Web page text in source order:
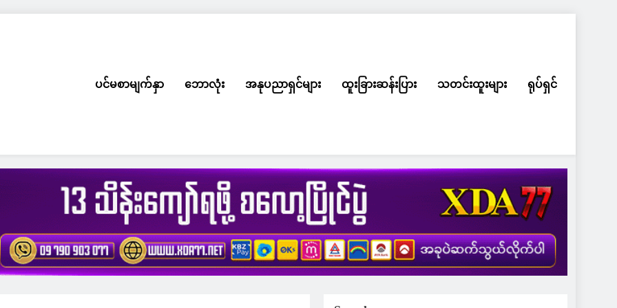
ပင်မစာမျက်နှာ ဘောလုံး အနုပညာရှင်များ ထူးခြားဆန်းပြား သတင်းထူးများ ရုပ်ရှင်